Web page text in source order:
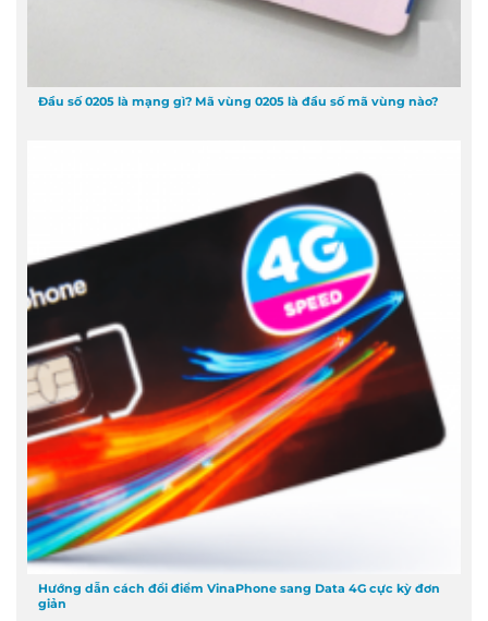
Đầu số 0205 là mạng gì? Mã vùng 0205 là đầu số mã vùng nào?
Hướng dẫn cách đổi điểm VinaPhone sang Data 4G cực kỳ đơn
giản